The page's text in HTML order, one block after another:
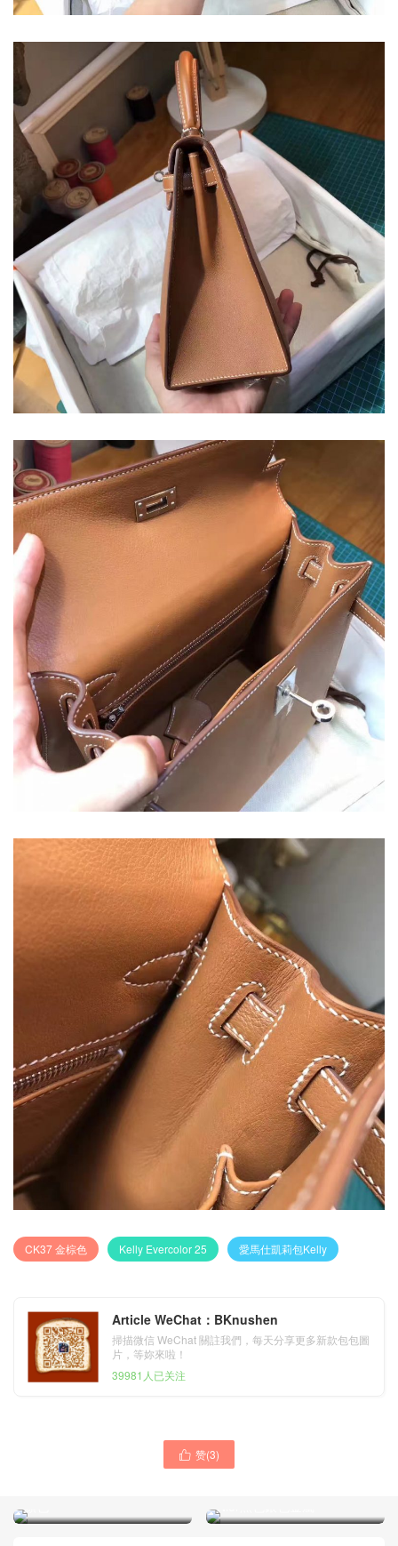
CK37 金棕色 Kelly Evercolor 25 愛馬仕凱莉包Kelly
Article WeChat：BKnushen
掃描微信 WeChat 關註我們，每天分享更多新款包包圖
片，等妳來啦！
39981人已关注
 赞(3)
愛馬仕凱莉包Hermes Kelly